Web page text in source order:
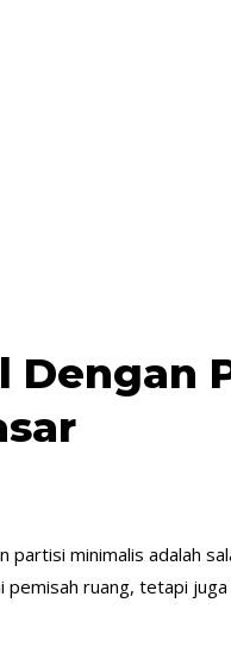
Dengan
partisi minimalis adalah
ruang, tetapi